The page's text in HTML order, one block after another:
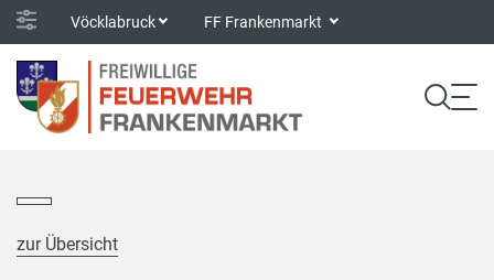
Vöcklabruck FF Frankenmarkt
zur Übersicht